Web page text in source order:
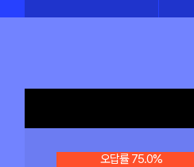
오답률 75.0%